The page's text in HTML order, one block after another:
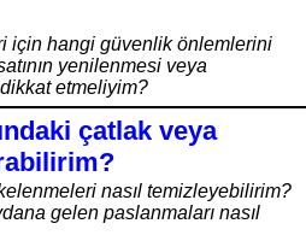
için hangi güvenlik önlemlerini
yenilenmesi veya
etmeliyim?
çatlak veya
nasıl temizleyebilirim?
gelen paslanmaları nasıl